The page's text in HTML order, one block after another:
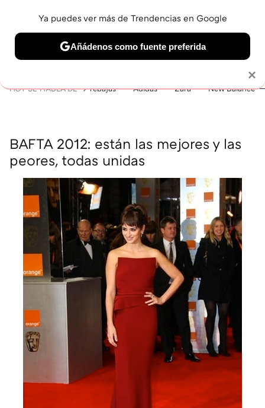
BELLEZA SHOPPING VIAJES GASTRO SNEAKERS
HOY SE HABLA DE rebajas Adidas Zara New Balance
BAFTA 2012: están las mejores y las
peores, todas unidas
×
Ya puedes ver más de Trendencias en Google
Añádenos como fuente preferida